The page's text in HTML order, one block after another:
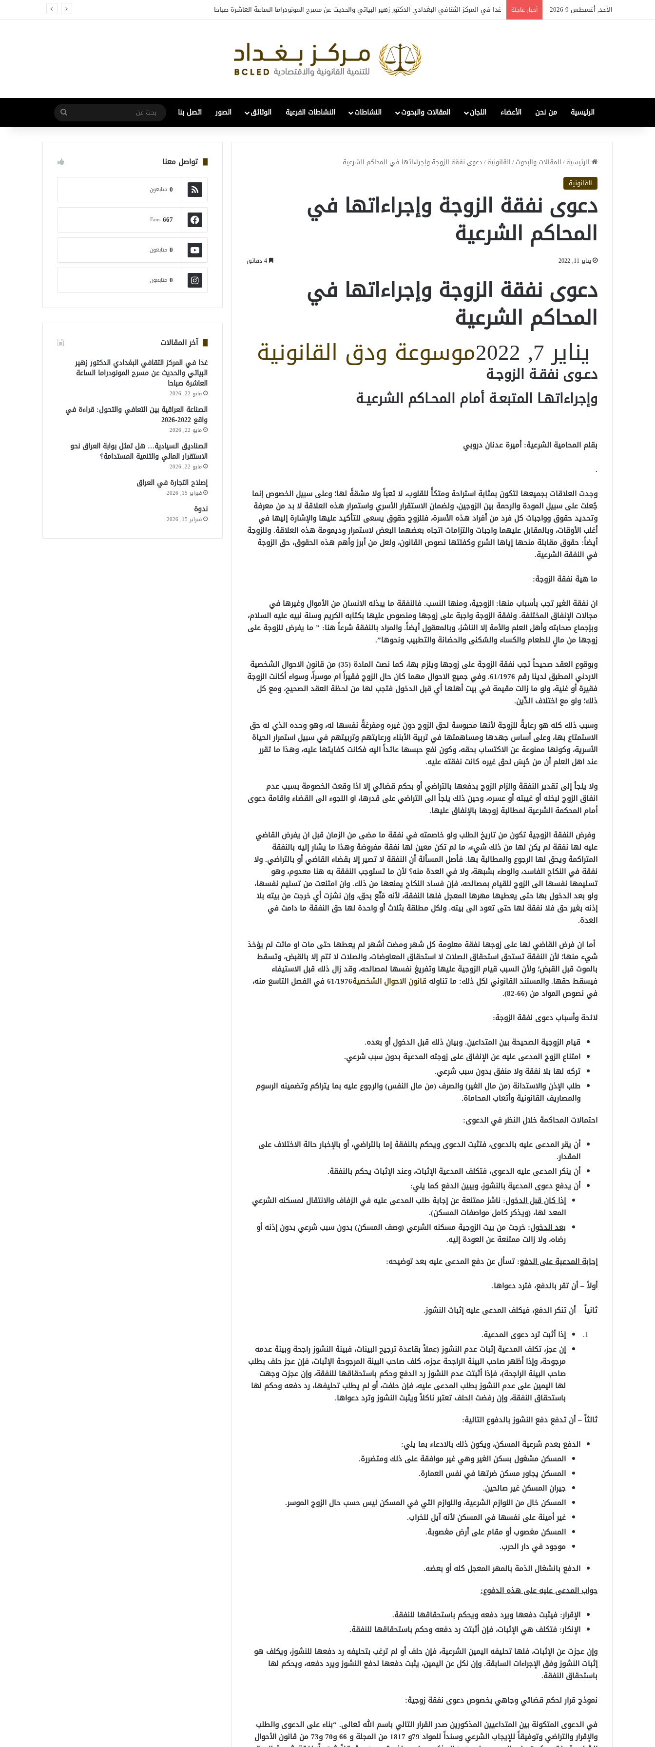
الأحد, أغسطس 9 2026 أخبار عاجلة الصناعة العراقية بين التعافي والتحول: قراءة في واقع 2022-2026
الرئيسية من نحن الأعضاء اللجان المقالات والبحوث النشاطات النشاطات الفرعية الوثائق الصور اتصل بنا
بحث
عن
الرئيسية/المقالات والبحوث/القانونية/دعوى نفقة الزوجة وإجراءاتها في المحاكم الشرعية
القانونية
دعوى نفقة الزوجة وإجراءاتها في
المحاكم الشرعية
يناير 11, 2022
دعوى نفقة الزوجة وإجراءاتها في
المحاكم الشرعية
يناير 7, 2022 موسوعة ودق القانونية
دعـوى نفقـة الزوجـة
وإجراءاتهـا المتبعـة أمام المحـاكم الشرعيـة
بقلم المحامية الشرعية: أميرة عدنان دروبي
.
وجدت العلاقات بجميعها لتكون بمثابة استراحة ومتكأً للقلوب، لا تعباً ولا مشقةً لها؛ وعلى سبيل الخصوص إنما
جُعلت على سبيل المودة والرحمة بين الزوجين، ولضمان الاستقرار الأسري واستمرار هذه العلاقة لا بد من معرفة
وتحديد حقوق وواجبات كل فرد من أفراد هذه الأسرة، فللزوج حقوق يسعى للتأكيد عليها والإشارة إليها في
أغلب الأوقات، وبالمقابل عليهما واجبات والتزامات اتجاه بعضهما البعض لاستمرار وديمومة هذه العلاقة. وللزوجة
أيضاً: حقوق مقابلة منحها إياها الشرع وكفلتها نصوص القانون، ولعل من أبرز وأهم هذه الحقوق، حق الزوجة
في النفقة الشرعية.
ما هية نفقة الزوجة:
ان نفقة الغير تجب بأسباب منها: الزوجية، ومنها النسب. فالنفقة ما يبذله الانسان من الأموال وغيرها في
مجالات الإنفاق المختلفة. ونفقة الزوجة واجبة على زوجها ومنصوص عليها بكتابه الكريم وسنة نبيه عليه السلام،
وبإجماع صحابته وأهل العلم والأمة إلا الناشز، وبالمعقول أيضاً. والمراد بالنفقة شرعاً هنا: ” ما يفرض للزوجة على
زوجها من مالٍ للطعام والكساء والسُكنى والحضانة والتطبيب ونحوها”.
وبوقوع العقد صحيحاً تجب نفقة الزوجة على زوجها ويلزم بها، كما نصت المادة (35) من قانون الاحوال الشخصية
الاردني المطبق لدينا رقم 61/1976. وفي جميع الاحوال مهما كان حال الزوج فقيراً ام موسراً، وسواء أكانت الزوجة
فقيرة أو غنية، ولو ما زالت مقيمة في بيت أهلها أي قبل الدخول فتجب لها من لحظة العقد الصحيح، ومع كل
ذلك؛ ولو مع اختلاف الدِّين.
وسبب ذلك كله هو رعايةً للزوجة لأنها محبوسة لحق الزوج دون غيره ومفرغةً نفسها له، وهو وحده الذي له حق
الاستمتاع بها، وعلى أساس جهدها ومساهمتها في تربية الأبناء ورعايتهم وتربيتهم في سبيل استمرار الحياة
الأسرية، وكونها ممنوعة عن الاكتساب بحقه، وكون نفع حبسها عائداً اليه فكانت كفايتها عليه، وهذا ما تقرر
عند اهل العلم أن من حُبِسَ لحق غيره كانت نفقته عليه.
ولا يلجأ إلى تقدير النفقة والزام الزوج بدفعها بالتراضي أو بحكم قضائي إلا اذا وقعت الخصومة بسبب عدم
انفاق الزوج لبخله أو غيبته أو عسره، وحين ذلك يلجأ الى التراضي على قدرها، او اللجوء الى القضاء واقامة دعوى
أمام المحكمة الشرعية لمطالبة زوجها بالإنفاق عليها.
وفرض النفقة الزوجية تكون من تاريخ الطلب ولو خاصمته في نفقة ما مضى من الزمان قبل ان يفرض القاضي
عليه لها نفقة لم يكن لها من ذلك شيء، ما لم تكن معين لها نفقة مفروضة وهذا ما يشار إليه بالنفقة
المتراكمة ويحق لها الرجوع والمطالبة بها. فأصل المسألة أن النفقة لا تصير إلا بقضاء القاضي أو بالتراضي. ولا
نفقة في النكاح الفاسد، والوطء بشبهة، ولا في العدة منه؟ لأن ما تستوجب النفقة به هنا معدوم، وهو
تسليمها نفسها الى الزوج للقيام بمصالحه، فإن فساد النكاح يمنعها من ذلك. وان امتنعت من تسليم نفسها،
ولو بعد الدخول بها حتى يعطيها مهرها المعجل فلها النفقة، لأنه مَنّع بحق، وإن نشزت أي خرجت من بيته بلا
إذنه بغير حق فلا نفقة لها حتى تعود الى بيته. ولكل مطلقة بثلاث أو واحدة لها حق النفقة ما دامت في
العدة.
أما ان فرض القاضي لها على زوجها نفقة معلومة كل شهر ومضت أشهر لم يعطها حتى مات او ماتت لم يؤخذ
شيء منها؛ لأن النفقة تستحق استحقاق الصلات لا استحقاق المعاوضات، والصلات لا تتم إلا بالقبض، وتسقط
بالموت قبل القبض؛ ولأن السبب قيام الزوجية عليها وتفريغ نفسها لمصالحه، وقد زال ذلك قبل الاستيفاء
فيسقط حقها. والمستند القانوني لكل ذلك: ما تناوله قانون الاحوال الشخصية
61/1976 في الفصل التاسع منه،
في نصوص المواد من (66-82).
لائحة وأسباب دعوى نفقة الزوجة:
قيام الزوجية الصحيحة بين المتداعين. وبيان ذلك قبل الدخول أو بعده.
امتناع الزوج المدعى عليه عن الإنفاق على زوجته المدعية بدون سبب شرعي.
تركه لها بلا نفقة ولا منفق بدون سبب شرعي.
طلب الإذن والاستدانة (من مال الغير) والصرف (من مال النفس) والرجوع عليه بما يتراكم وتضمينه الرسوم
والمصاريف القانونية وأتعاب المحاماة.
احتمالات المحاكمة خلال النظر في الدعوى:
أن يقر المدعى عليه بالدعوى، فتثبت الدعوى ويحكم بالنفقة إما بالتراضي، أو بالإخبار حالة الاختلاف على
المقدار.
أن ينكر المدعى عليه الدعوى، فتكلف المدعية الإثبات، وعند الإثبات يحكم بالنفقة.
أن يدفع دعوى المدعية بالنشوز، ويبين الدفع كما يلي:
إذا كان قبل الدخول: ناشز ممتنعة عن إجابة طلب المدعى عليه في الزفاف والانتقال لمسكنه الشرعي
المعد لها، (ويذكر كامل مواصفات المسكن).
بعد الدخول: خرجت من بيت الزوجية مسكنه الشرعي (وصف المسكن) بدون سبب شرعي بدون إذنه أو
رضاه، ولا زالت ممتنعة عن العودة إليه.
إجابة المدعية على الدفع: تسأل عن دفع المدعى عليه بعد توضيحه:
أولاً – أن تقر بالدفع، فترد دعواها.
ثانياً – أن تنكر الدفع، فيكلف المدعى عليه إثبات النشوز.
إذا أثبت ترد دعوى المدعية.
إن عجز، تكلف المدعية إثبات عدم النشوز (عملاً بقاعدة ترجيح البينات، فبينة النشوز راجحة وبينة عدمه
مرجوحة، وإذا أظهر صاحب البينة الراجحة عجزه، كلف صاحب البينة المرجوحة الإثبات، فإن عجز حلف بطلب
صاحب البينة الراجحة)، فإذا أثبتت عدم النشوز رد الدفع وحكم باستحقاقها للنفقة، وإن عجزت وجهت
لها اليمين على عدم النشوز بطلب المدعى عليه، فإن حلفت، أو لم يطلب تحليفها، رد دفعه وحكم لها
باستحقاق النفقة، وإن رفضت الحلف تعتبر ناكلاً ويثبت النشوز وترد دعواها.
ثالثاً – أن تدفع دفع النشوز بالدفوع التالية:
الدفع بعدم شرعية المسكن، ويكون ذلك بالادعاء بما يلي:
المسكن مشغول بسكن الغير وهي غير موافقة على ذلك ومتضررة.
المسكن يجاور مسكن ضرتها في نفس العمارة.
جيران المسكن غير صالحين.
المسكن خال من اللوازم الشرعية، واللوازم التي في المسكن ليس حسب حال الزوج الموسر.
غير أمينة على نفسها في المسكن لأنه آيل للخراب.
المسكن مغصوب أو مقام على أرض مغصوبة.
موجود في دار الحرب.
الدفع بانشغال الذمة بالمهر المعجل كله أو بعضه.
جواب المدعى عليه على هذه الدفوع:
الإقرار: فيثبت دفعها ويرد دفعه ويحكم باستحقاقها للنفقة.
الإنكار: فتكلف هي الإثبات، فإن أثبتت رد دفعه وحكم باستحقاقها للنفقة.
وإن عجزت عن الإثبات، فلها تحليفه اليمين الشرعية، فإن حلف أو لم ترغب بتحليفه رد دفعها للنشوز، ويكلف هو
إثبات النشوز وفق الإجراءات السابقة. وإن نكل عن اليمين، يثبت دفعها لدفع النشوز ويرد دفعه، ويحكم لها
باستحقاق النفقة.
نموذج قرار لحكم قضائي وجاهي بخصوص دعوى نفقة زوجية:
في الدعوى المتكونة بين المتداعيين المذكورين صدر القرار التالي باسم الله تعالى. “بناء على الدعوى والطلب
والإقرار والتراضي وتوفيقاً للإيجاب الشرعي وسنداً للمواد 79و 1817 من المجلة و 66 و70 و73 من قانون الأحوال
تواصل معنا
0 متابعون
667
Fans
0 متابعون
0 متابعون
آخر المقالات
غدا في المركز الثقافي البغدادي الدكتور زهير
البياتي والحديث عن مسرح المونودراما الساعة
العاشرة صباحا
مايو 22, 2026
الصناعة العراقية بين التعافي والتحول: قراءة في
واقع 2022-2026
مايو 22, 2026
الصناديق السيادية… هل تمثل بوابة العراق نحو
الاستقرار المالي والتنمية المستدامة؟
مايو 22, 2026
إصلاح التجارة في العراق
فبراير 15, 2026
ندوة
فبراير 15, 2026